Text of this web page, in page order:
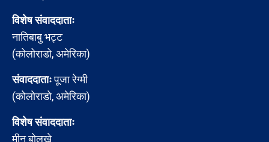
विशेष संवाददाताः
नातिबाबु भट्ट
(कोलोराडो, अमेरिका)
संवाददाताःपूजा रेग्मी
(कोलोराडो, अमेरिका)
विशेष संवाददाताः
मीन बोलखे